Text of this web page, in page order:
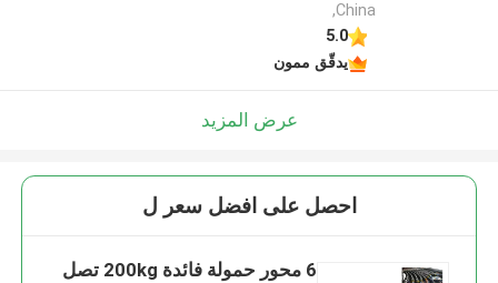
,China
5.0
يدقّق ممون
عرض المزيد
احصل على افضل سعر ل
6 محور حمولة فائدة 200kg تصل